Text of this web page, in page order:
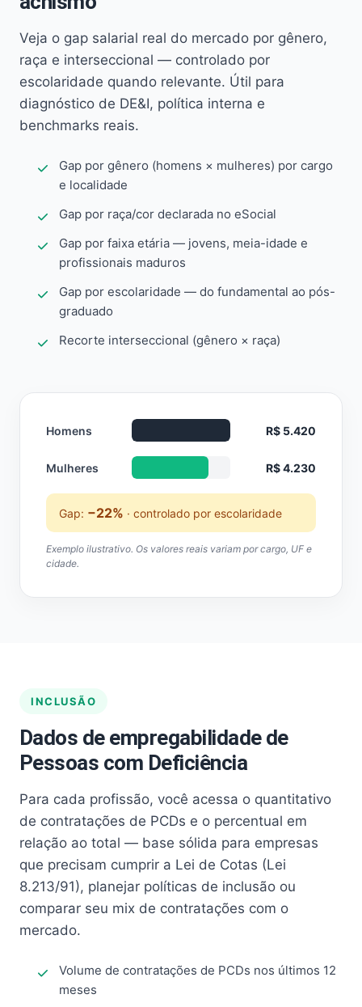
Veja o gap salarial real do mercado por gênero,
raça e interseccional — controlado por
escolaridade quando relevante. Útil para
diagnóstico de DE&I, política interna e
benchmarks reais.
Gap por gênero (homens × mulheres) por cargo
e localidade
Gap por raça/cor declarada no eSocial
Gap por faixa etária — jovens, meia-idade e
profissionais maduros
Gap por escolaridade — do fundamental ao pós-
graduado
Recorte interseccional (gênero × raça)
Homens R$ 5.420
Mulheres R$ 4.230
Gap: −22% · controlado por escolaridade
Exemplo ilustrativo. Os valores reais variam por cargo, UF e
cidade.
INCLUSÃO
Dados de empregabilidade de
Pessoas com Deficiência
Para cada profissão, você acessa o quantitativo
de contratações de PCDs e o percentual em
relação ao total — base sólida para empresas
que precisam cumprir a Lei de Cotas (Lei
8.213/91), planejar políticas de inclusão ou
comparar seu mix de contratações com o
mercado.
Volume de contratações de PCDs nos últimos 12
meses